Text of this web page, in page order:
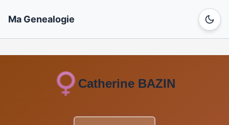
Ma Genealogie
Catherine BAZIN